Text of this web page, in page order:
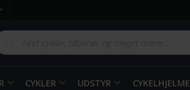
CYKLER UDSTYR CYKELHJELME